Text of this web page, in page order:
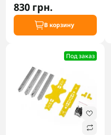
830 грн.
В корзину
Под заказ